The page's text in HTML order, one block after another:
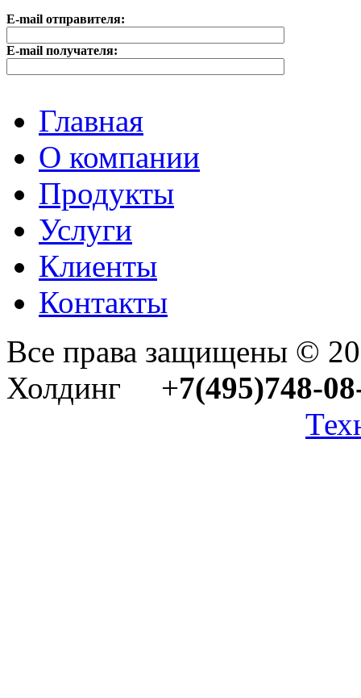
E-mail отправителя:
E-mail получателя:
Главная
О компании
Продукты
Услуги
Клиенты
Контакты
Все права защищены ©
Холдинг +7(495)748-